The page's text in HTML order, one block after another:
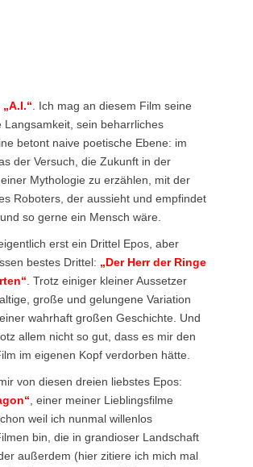
„A.I.“. Ich mag an diesem Film seine
Langsamkeit, sein beharrliches
betont naive poetische Ebene: im
der Versuch, die Zukunft in der
Mythologie zu erzählen, mit der
Roboters, der aussieht und empfindet
so gerne ein Mensch wäre.
erst ein Drittel Epos, aber
bestes Drittel: „Der Herr der Ringe
. Trotz einiger kleiner Aussetzer
große und gelungene Variation
wahrhaft großen Geschichte. Und
allem nicht so gut, dass es mir den
im eigenen Kopf verdorben hätte.
von diesen dreien liebstes Epos:
, einer meiner Lieblingsfilme
weil ich nunmal willenlos
bin, die in grandioser Landschaft
außerdem (hier zitiere ich mich mal